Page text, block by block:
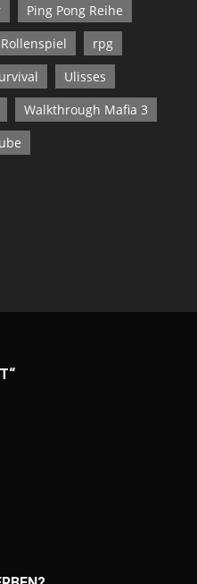
Ping Pong Reihe
Rollenspiel
rpg
Ulisses
Walkthrough Mafia 3